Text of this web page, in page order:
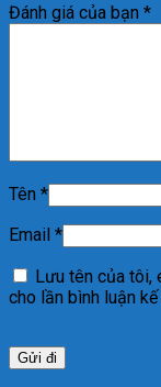
Đánh giá của bạn *
Tên *
Email *
Lưu tên của tôi,
cho lần bình luận